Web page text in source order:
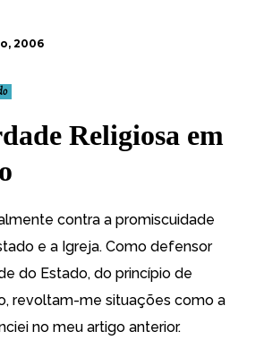
2006
Religiosa em
contra a promiscuidade
e a Igreja. Como defensor
do Estado, do princípio de
revoltam-me situações como a
no meu artigo anterior.